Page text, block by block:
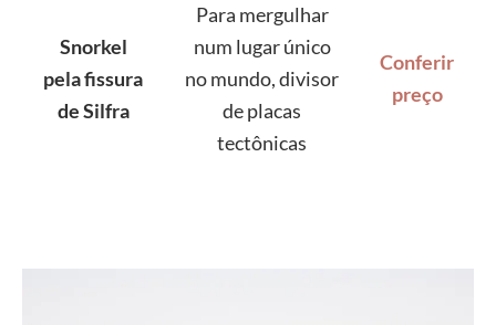
Snorkel
pela fissura
de Silfra
Para mergulhar
num lugar único
no mundo, divisor
de placas
tectônicas
Conferir
preço